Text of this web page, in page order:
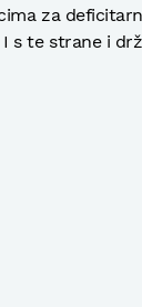
za
s te strane i